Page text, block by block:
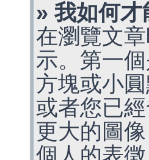
» 我如何
在瀏覽文
示。第一
方塊或小
或者您已
更大的圖
個人的表